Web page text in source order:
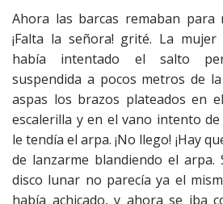
Ahora las barcas remaban para
¡Falta la señora! grité. La
había intentado el salto
suspendida a pocos metros de
aspas los brazos plateados en
escalerilla y en el vano intento
le tendía el arpa. ¡No llego! ¡Hay
de lanzarme blandiendo el arpa.
disco lunar no parecía ya el
había achicado, y ahora se iba